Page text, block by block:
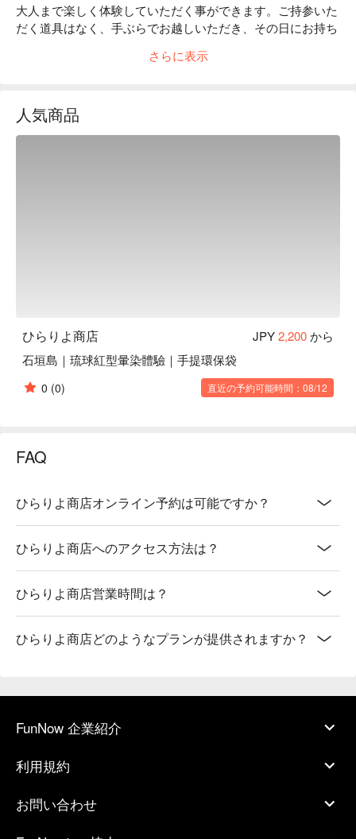
大人まで楽しく体験していただく事ができます。ご持参いた
だく道具はなく、手ぶらでお越しいただき、その日にお持ち
紅型は元々は琉球王国の王族の衣装として作られていて、礼
様と言われ、さまざまな色で模様をつける事が「紅型」と呼
ばれています。そして現在では、洋服や雑貨など様々なもの
さらに表示
人気商品
ひらりよ商店 JPY2,200から
石垣島｜琉球紅型暈染體驗｜手提環保袋
0 (0) 直近の予約可能時間：08/12
FAQ
ひらりよ商店オンライン予約は可能ですか？
ひらりよ商店へのアクセス方法は？
ひらりよ商店営業時間は？
ひらりよ商店どのようなプランが提供されますか？
FunNow 企業紹介
利用規約
お問い合わせ